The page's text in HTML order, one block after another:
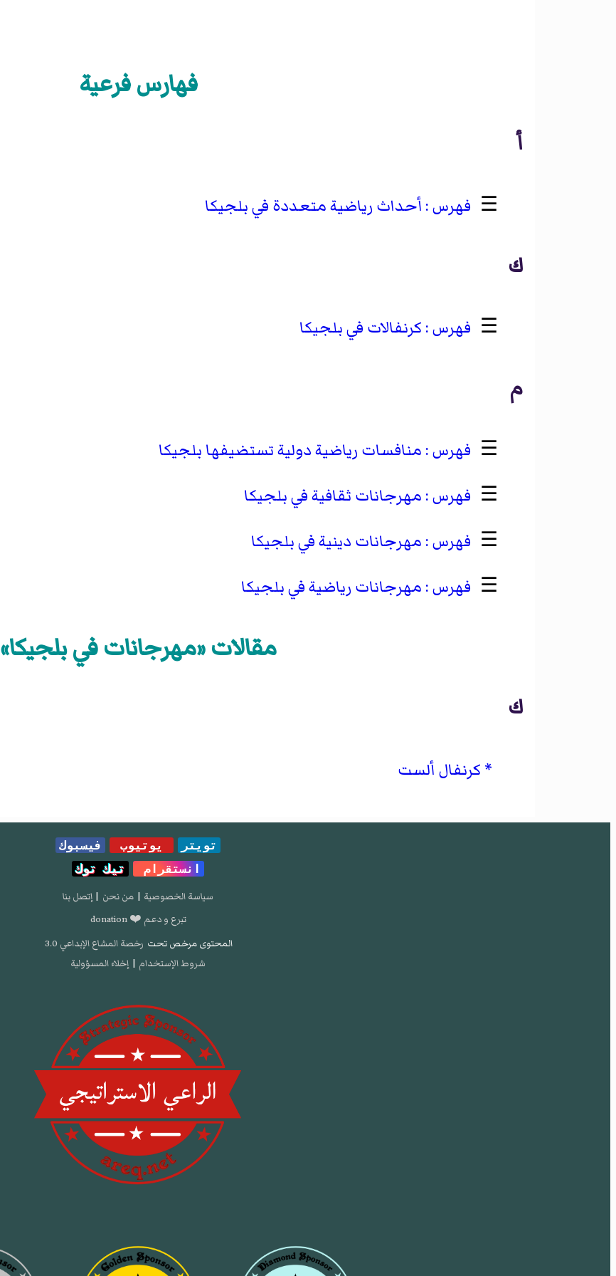
فهارس فرعية
أ
☰ أحداث رياضية متعددة في بلجيكا
ك
☰ كرنفالات في بلجيكا
م
☰
منافسات رياضية دولية تستضيفها بلجيكا
☰
مهرجانات ثقافية في بلجيكا
☰
مهرجانات دينية في بلجيكا
☰
مهرجانات رياضية في بلجيكا
مقالات «مهرجانات في بلجيكا»
ك
كرنفال ألست
تويتر يوتيوب
فيسبوك
انستقرام
تيك توك
سياسة الخصوصية | من نحن | إتصل بنا
تبرع و دعم ❤️ donation
المحتوى مرخص تحت رخصة المشاع الإبداعي 3.0
شروط الإستخدام | إخلاء المسؤولية